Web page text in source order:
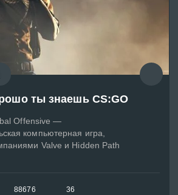
ты знаешь CS:GO
Offensive —
компьютерная игра,
Valve и Hidden Path
88676 36